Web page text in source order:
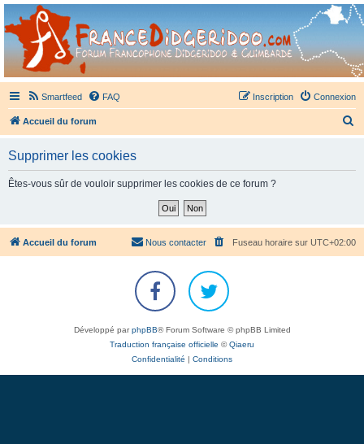
France Didgeridoo
Didgeridoo et Guimbarde sur France Didgeridoo - retrouvez la communauté.
Smartfeed FAQ Connexion
Inscription
Accueil du forum
c
h
Supprimer les cookies
Êtes-vous sûr de vouloir supprimer les cookies de ce forum ?
Accueil du forum Fuseau horaire sur UTC+02:00
Nous contacter
Développé parphpBB® Forum Software © phpBB Limited
Traduction française officielle ©Qiaeru
Confidentialité
Conditions